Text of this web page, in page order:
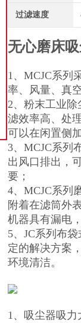
过滤速度
无心磨床
1、MCJC系列
率、风量、真
2、粉末工业
滤效率高、处
可以在闲置侧
3、MCJC系列
出风口排出，
要；
4、MCJC系列
附着在滤筒外
机器具有漏电
5、JC系列布
定的解决方案
环境清洁。
1、吸尘器吸